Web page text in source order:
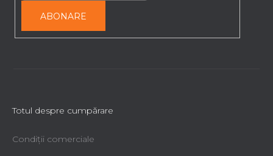
ABONARE
Totul despre cumpărare
Condiții comerciale